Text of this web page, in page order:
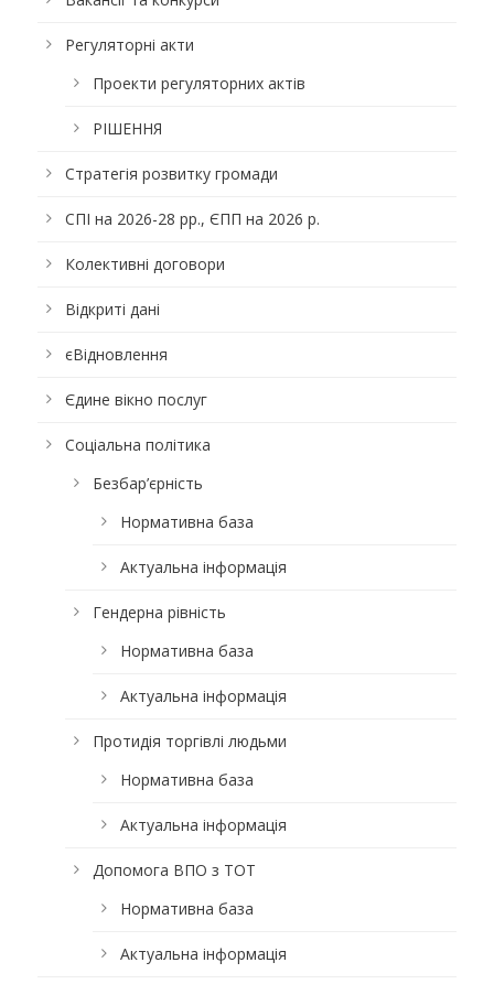
Регуляторні акти
Проекти регуляторних актів
РІШЕННЯ
Стратегія розвитку громади
СПІ на 2026-28 рр., ЄПП на 2026 р.
Колективні договори
Відкриті дані
єВідновлення
Єдине вікно послуг
Соціальна політика
Безбар’єрність
Нормативна база
Актуальна інформація
Гендерна рівність
Нормативна база
Актуальна інформація
Протидія торгівлі людьми
Нормативна база
Актуальна інформація
Допомога ВПО з ТОТ
Нормативна база
Актуальна інформація